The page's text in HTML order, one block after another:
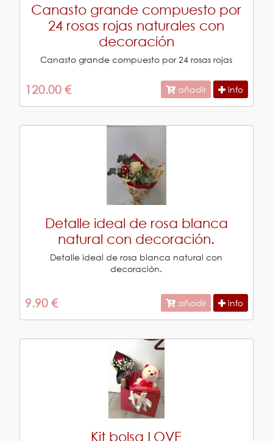
Canasto grande compuesto por
24 rosas rojas naturales con
decoración
Canasto grande compuesto por 24 rosas rojas
naturales con decoración
120.00 € añadir info
Detalle ideal de rosa blanca
natural con decoración.
Detalle ideal de rosa blanca natural con
decoración.
9.90 € añadir info
Kit bolsa LOVE